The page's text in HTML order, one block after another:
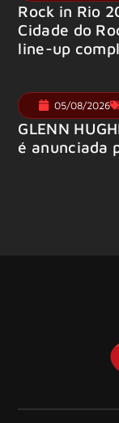
Rock in Rio
Cidade do
line-up
05/08/2026
GLENN
é anunciada